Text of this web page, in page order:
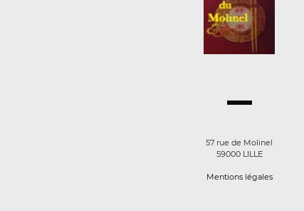
57 rue de Molinel
59000 LILLE
Mentions légales